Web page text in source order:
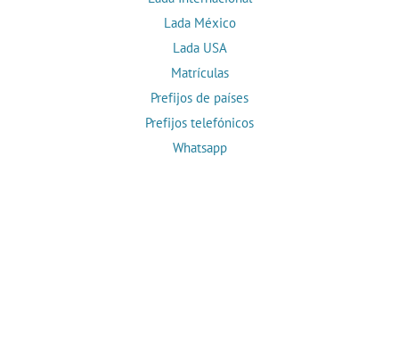
Lada México
Lada USA
Matrículas
Prefijos de países
Prefijos telefónicos
Whatsapp